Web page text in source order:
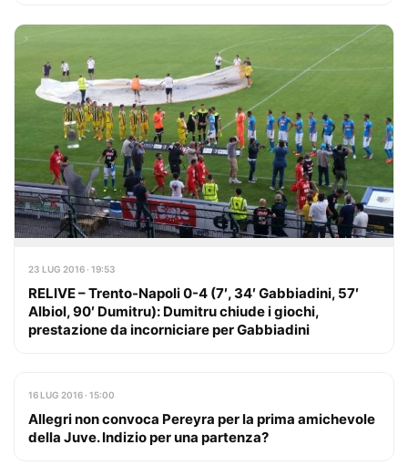
23 LUG 2016 · 19:53
RELIVE – Trento-Napoli 0-4 (7′, 34′ Gabbiadini, 57′
Albiol, 90′ Dumitru): Dumitru chiude i giochi,
prestazione da incorniciare per Gabbiadini
16 LUG 2016 · 15:00
Allegri non convoca Pereyra per la prima amichevole
della Juve. Indizio per una partenza?